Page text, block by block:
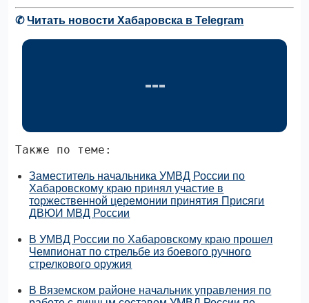
✆Читать новости Хабаровска в Telegram
Также по теме:
Заместитель начальника УМВД России по
Хабаровскому краю принял участие в
торжественной церемонии принятия Присяги
ДВЮИ МВД России
В УМВД России по Хабаровскому краю прошел
Чемпионат по стрельбе из боевого ручного
стрелкового оружия
В Вяземском районе начальник управления по